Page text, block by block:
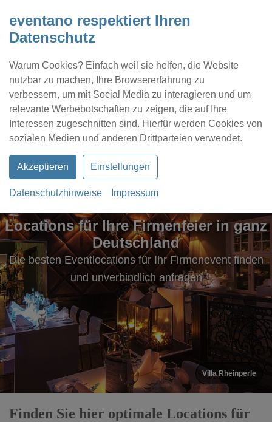
eventano respektiert Ihren
Datenschutz
Warum Cookies? Einfach weil sie helfen, die Website
nutzbar zu machen, Ihre Browsererfahrung zu
verbessern, um mit Social Media zu interagieren und um
relevante Werbebotschaften zu zeigen, die auf Ihre
Interessen zugeschnitten sind. Hierfür werden Cookies von
sozialen Medien und anderen Drittparteien verwendet.
Akzeptieren Einstellungen
Datenschutzhinweise Impressum
Kontakt Location eintragen Profil
Locations für Ihre Firmenfeier in ganz
Deutschland
Die besten Eventlocations für Ihr Firmenevent finden
und unverbindlich anfragen
Villa Rheinperle
Finden Sie hier optimale Locations für